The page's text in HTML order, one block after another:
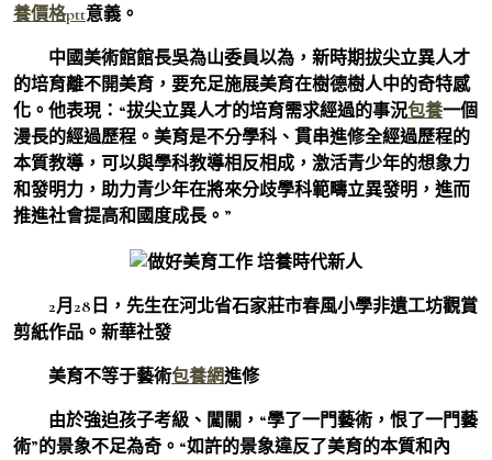
養價格ptt意義。
中國美術館館長吳為山委員以為，新時期拔尖立異人才
的培育離不開美育，要充足施展美育在樹德樹人中的奇特感
化。他表現：“拔尖立異人才的培育需求經過的事況包養一個
漫長的經過歷程。美育是不分學科、貫串進修全經過歷程的
本質教導，可以與學科教導相反相成，激活青少年的想象力
和發明力，助力青少年在將來分歧學科範疇立異發明，進而
推進社會提高和國度成長。”
2月28日，先生在河北省石家莊市春風小學非遺工坊觀賞
剪紙作品。新華社發
美育不等于藝術包養網進修
由於強迫孩子考級、闖關，“學了一門藝術，恨了一門藝
術”的景象不足為奇。“如許的景象違反了美育的本質和內